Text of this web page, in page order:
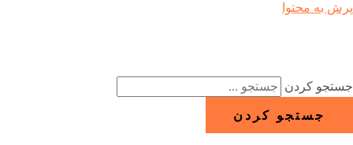
پرش به محتوا
جستجو کردن
جستجو کردن